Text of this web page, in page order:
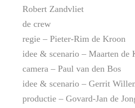
Robert Zandvliet
de crew
regie – Pieter-Rim de Kroon
idee & scenario – Maarten de
camera – Paul van den Bos
idee & scenario – Gerrit
productie – Govard-Jan de